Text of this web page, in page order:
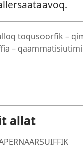
toqusoorfik –
–
allat